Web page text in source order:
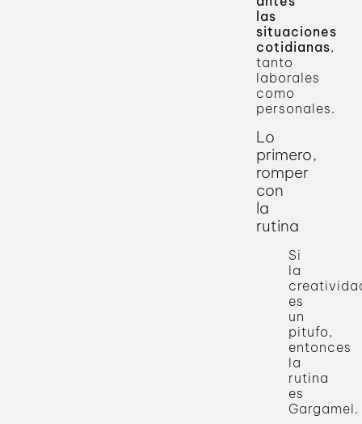
las
situaciones
cotidianas,
tanto
laborales
como
personales.
Lo
primero,
romper
con
la
rutina
Si
la
es
un
pitufo,
entonces
la
rutina
es
Gargamel.